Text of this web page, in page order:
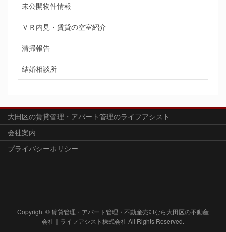
未公開物件情報
ＶＲ内見・賃貸の空室紹介
清掃報告
結婚相談所
大田区の賃貸管理・アパート管理のライフアシスト
会社案内
プライバシーポリシー
Copyright © 賃貸管理・アパート管理・不動産売却なら大田区の不動産
会社｜ライフアシスト株式会社 All Rights Reserved.